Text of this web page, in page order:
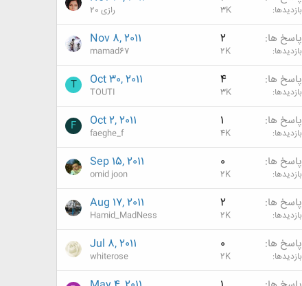
بازدیدها 3K رازی 20
پاسخ ها 2
بازدیدها 2K
Nov 8, 2011
mamad67
پاسخ ها 4
بازدیدها 3K
Oct 30, 2011
TOUTI
T
پاسخ ها 1
بازدیدها 4K
Oct 2, 2011
faeghe_f
F
پاسخ ها 0
بازدیدها 2K
Sep 15, 2011
omid joon
پاسخ ها 2
بازدیدها 2K
Aug 17, 2011
Hamid_MadNess
پاسخ ها 0
بازدیدها 2K
Jul 8, 2011
whiterose